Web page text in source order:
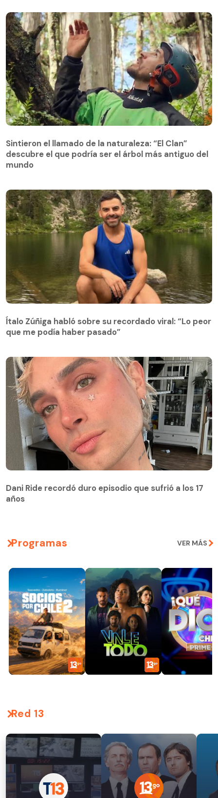
descubre el que podría ser el árbol más antiguo del
mundo
Sintieron el llamado de la naturaleza: “El Clan”
descubre el que podría ser el árbol más antiguo del
mundo
Ítalo Zúñiga habló sobre su recordado viral: “Lo peor
que me podía haber pasado”
Dani Ride recordó duro episodio que sufrió a los 17
años
Programas VER MÁS
Red 13